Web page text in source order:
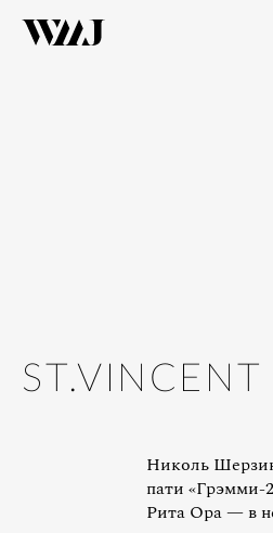
ST.VINCENT
Николь
пати «Грэмми-
Рита Ора — в